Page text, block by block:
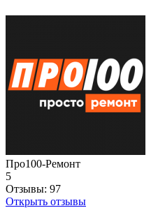
Про100-Ремонт
5
Отзывы: 97
Открыть отзывы